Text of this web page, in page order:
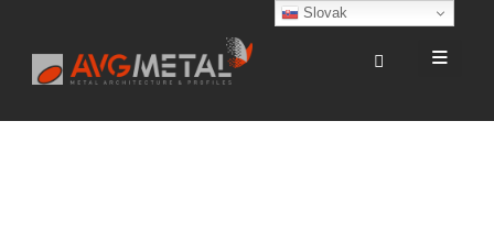
Slovak